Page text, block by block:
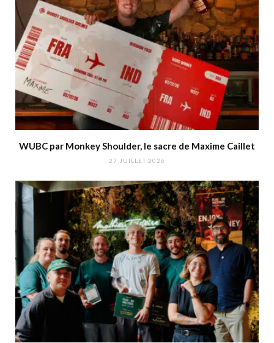
WUBC par Monkey Shoulder, le sacre de Maxime Caillet
27 JUILLET 2026